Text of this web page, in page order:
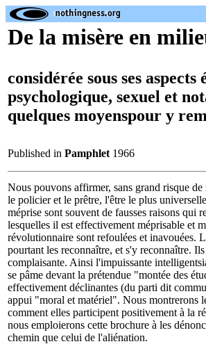
De la misère en
considérée sous ses
psychologique, sexuel et
quelques moyenspour y
Published in Pamphlet 1966
Nous pouvons affirmer, sans grand risque
le policier et le prêtre, l'être le plus
méprise sont souvent de fausses raisons qui
lesquelles il est effectivement méprisable et
révolutionnaire sont refoulées et inavouées.
pourtant les reconnaître, et s'y reconnaître.
complaisante. Ainsi l'impuissante
se pâme devant la prétendue "montée des
effectivement déclinantes (du parti dit
appui "moral et matériel". Nous montrerons
comment elles participent positivement à la
nous emploierons cette brochure à les
chemin que celui de l'aliénation.